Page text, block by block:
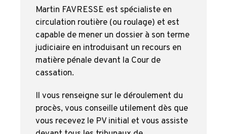
Martin FAVRESSE est spécialiste en
circulation routière (ou roulage) et est
capable de mener un dossier à son terme
judiciaire en introduisant un recours en
matière pénale devant la Cour de
cassation.
Il vous renseigne sur le déroulement du
procès, vous conseille utilement dès que
vous recevez le PV initial et vous assiste